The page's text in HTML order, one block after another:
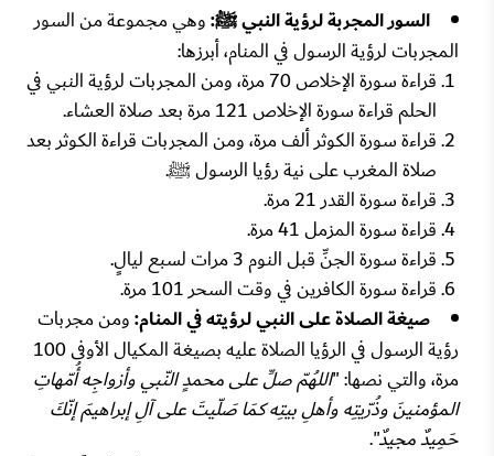
السور المجربة لرؤية النبي ﷺ:وهي مجموعة من السور
المجربات لرؤية الرسول في المنام، أبرزها:
قراءة سورة الإخلاص 70 مرة، ومن المجربات لرؤية النبي في
الحلم قراءة سورة الإخلاص 121 مرة بعد صلاة العشاء.
قراءة سورة الكوثر ألف مرة، ومن المجربات قراءة الكوثر بعد
صلاة المغرب على نية رؤيا الرسول ﷺ.
قراءة سورة القدر 21 مرة.
قراءة سورة المزمل 41 مرة.
قراءة سورة الجنِّ قبل النوم 3 مرات لسبع ليالٍ.
قراءة سورة الكافرين في وقت السحر 101 مرة.
صيغة الصلاة على النبي لرؤيته في المنام:ومن مجربات
رؤية الرسول في الرؤيا الصلاة عليه بصيغة المكيال الأوفى 100
مرة، والتي نصها: "اللهُمّ صلِّ على محمدٍ النّبي وأزواجِه أُمّهاتِ
المؤمنينَ وذُرّيتِه وأهلِ بيتِه كمَا صَلّيتَ على آلِ إبراهيمَ إنّكَ
حَمِيدٌ مجيدٌ".